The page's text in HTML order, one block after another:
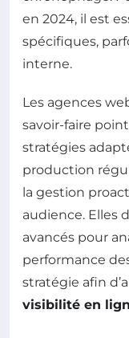
en 2024, il est
spécifiques,
interne.
Les agences
savoir-faire
stratégies
production
la gestion
audience. Elles
avancés pour
performance
stratégie afin
visibilité en